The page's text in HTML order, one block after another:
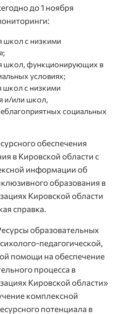
до 1 ноября
школ с низкими
школ, функционирующих в
условиях;
школ с низкими
и/или школ,
социальных
обеспечения
в Кировской области с
информации об
образования в
Кировской области
справка.
образовательных
педагогической,
помощи на обеспечение
процесса в
Кировской области»
комплексной
потенциала в